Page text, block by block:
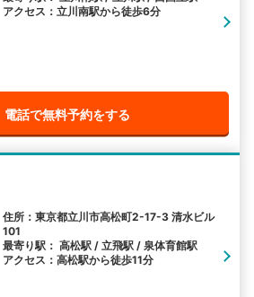
アクセス：立川南駅から徒歩6分
電話で無料予約をする
住所：東京都立川市高松町2-17-3 清水ビル
101
最寄り駅： 高松駅 / 立飛駅 / 泉体育館駅
アクセス：高松駅から徒歩11分